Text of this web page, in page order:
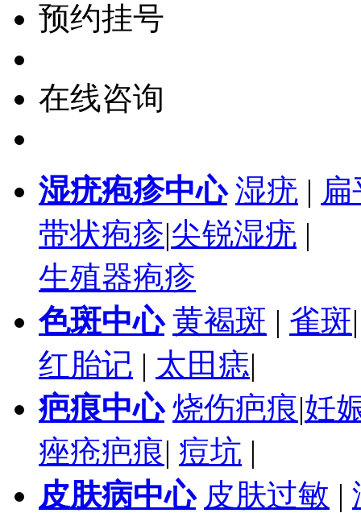
预约挂号
在线咨询
湿疣疱疹中心 湿疣 |
带状疱疹|尖锐湿疣 |
生殖器疱疹
色斑中心 黄褐斑 | 雀斑
红胎记 | 太田痣|
疤痕中心 烧伤疤痕|妊
痤疮疤痕| 痘坑 |
皮肤病中心 皮肤过敏 |